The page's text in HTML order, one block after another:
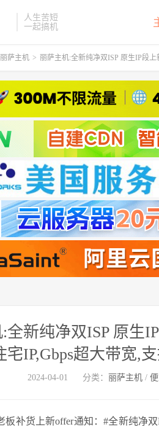
人生苦短
一起搞机
丽萨主机 > 丽萨主机:全新纯净双ISP 原生IP段
全新纯净双ISP 原生
宅IP,Gbps超大带宽,
2024-04-01 分类： 丽萨主机 /
板补货上新offer通知：#全新纯净